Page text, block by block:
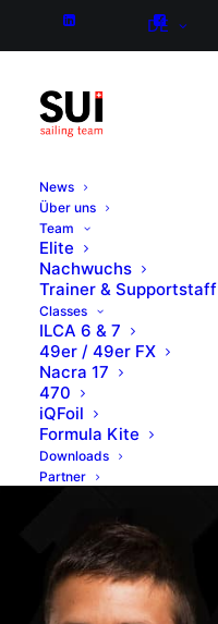
DE
News
Über uns
Team
Elite
Nachwuchs
Trainer & Supportstaff
Classes
ILCA 6 & 7
49er / 49er FX
Nacra 17
470
iQFoil
Formula Kite
Downloads
Partner